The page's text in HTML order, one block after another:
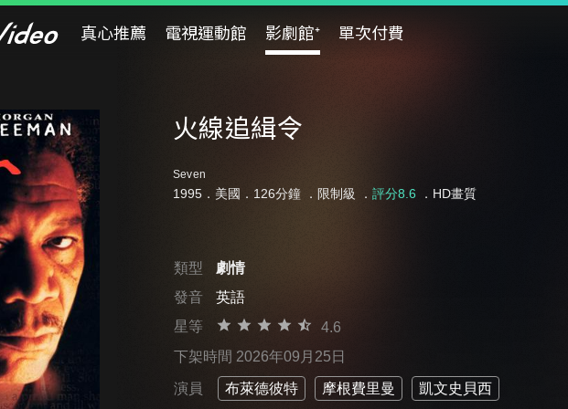
真心推薦 電視運動館 影劇館⁺ 單次付費
火線追緝令
Seven
1995．美國．126分鐘 ． 限制級 ． 評分8.6 ．HD畫質
類型
劇情
發音
英語
星等
4.6
下架時間 2026年09月25日
演員 布萊德彼特 摩根費里曼 凱文史貝西